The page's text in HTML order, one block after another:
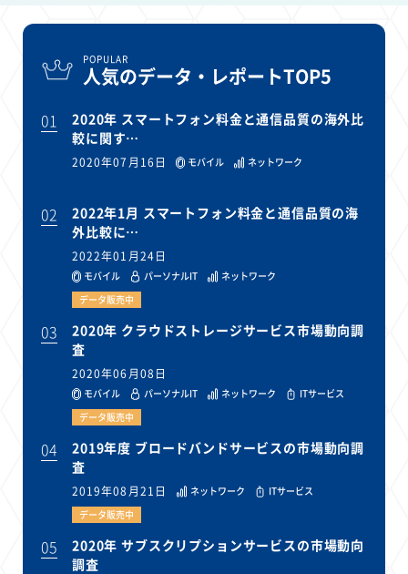
POPULAR
人気のデータ・レポートTOP5
01
2020年 スマートフォン料金と通信品質の海外比
較に関す…
2020年07月16日 モバイル ネットワーク
02
2022年1月 スマートフォン料金と通信品質の海
外比較に…
2022年01月24日
モバイル パーソナルIT
ネットワーク
データ販売中
03
2020年 クラウドストレージサービス市場動向調
査
2020年06月08日
モバイル パーソナルIT ネットワーク
ITサービス
データ販売中
04
2019年度 ブロードバンドサービスの市場動向調
査
2019年08月21日 ネットワーク
ITサービス
データ販売中
05
2020年 サブスクリプションサービスの市場動向
調査